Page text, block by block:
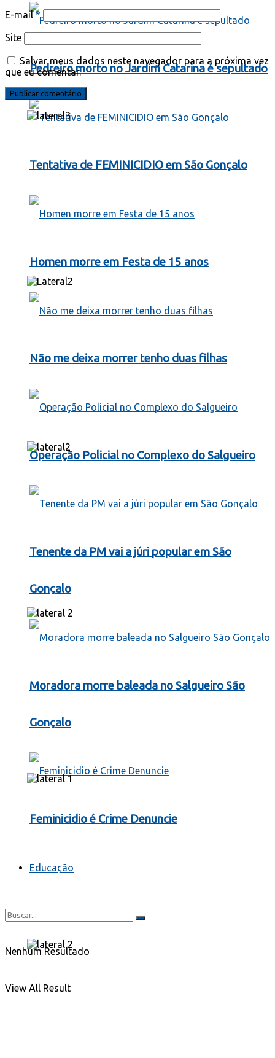
Pedreiro morto no Jardim Catarina é sepultado
Tentativa de FEMINICIDIO em São Gonçalo
Homen morre em Festa de 15 anos
Não me deixa morrer tenho duas filhas
Operação Policial no Complexo do Salgueiro
Tenente da PM vai a júri popular em São
Gonçalo
Moradora morre baleada no Salgueiro São
Gonçalo
Feminicidio é Crime Denuncie
Educação
Nenhum Resultado
View All Result
E-mail*
Site
Salvar meus dados neste navegador para a próxima vez
que eu comentar.